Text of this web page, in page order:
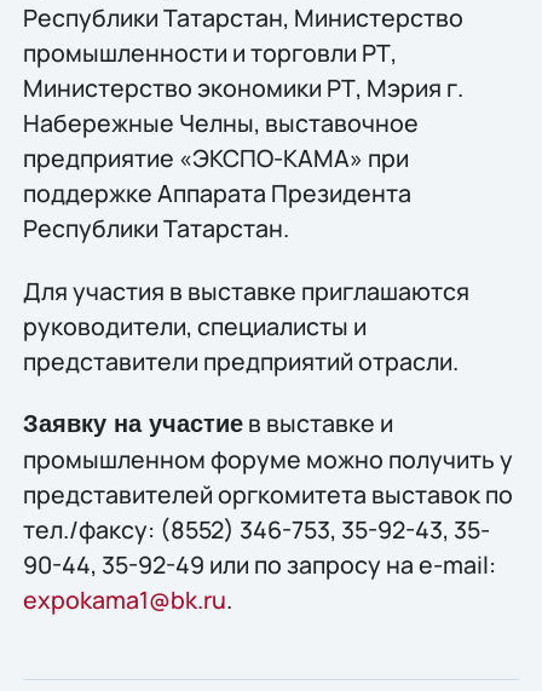
Республики Татарстан, Министерство
промышленности и торговли РТ,
Министерство экономики РТ, Мэрия г.
Набережные Челны, выставочное
предприятие «ЭКСПО-КАМА» при
поддержке Аппарата Президента
Республики Татарстан.
Для участия в выставке приглашаются
руководители, специалисты и
представители предприятий отрасли.
Заявку на участиев выставке и
промышленном форуме можно получить у
представителей оргкомитета выставок по
тел./факсу: (8552) 346-753, 35-92-43, 35-
90-44, 35-92-49 или по запросу на e-mail:
expokama1@bk.ru.